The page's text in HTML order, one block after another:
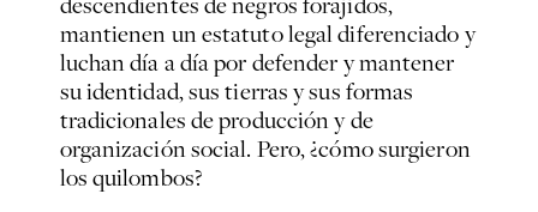
mantienen un estatuto legal diferenciado y
luchan día a día por defender y mantener
su identidad, sus tierras y sus formas
tradicionales de producción y de
organización social. Pero, ¿cómo surgieron
los quilombos?